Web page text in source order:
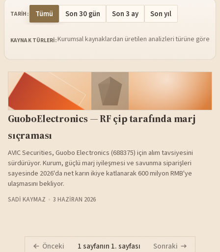
TARIH: Tümü Son 30 gün Son 3 ay Son yıl
KAYNAK TÜRLERI:Kurumsal kaynaklardan üretilen analizleri türüne göre
GuoboElectronics — RF çip tarafında marj
sıçraması
AVIC Securities, Guobo Electronics (688375) için alım tavsiyesini
sürdürüyor. Kurum, güçlü marj iyileşmesi ve savunma siparişleri
sayesinde 2026'da net karın ikiye katlanarak 600 milyon RMB'ye
ulaşmasını bekliyor.
SADI KAYMAZ 3 HAZIRAN 2026
Önceki 1 sayfanın 1. sayfası Sonraki